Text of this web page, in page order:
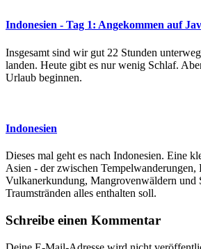
Indonesien - Tag 1: Angekommen auf
Insgesamt sind wir gut 22 Stunden
landen. Heute gibt es nur wenig Schlaf.
Urlaub beginnen.
Indonesien
Dieses mal geht es nach Indonesien. Eine
Asien - der zwischen Tempelwanderungen,
Vulkanerkundung, Mangrovenwäldern und
Traumstränden alles enthalten soll.
Schreibe einen Kommentar